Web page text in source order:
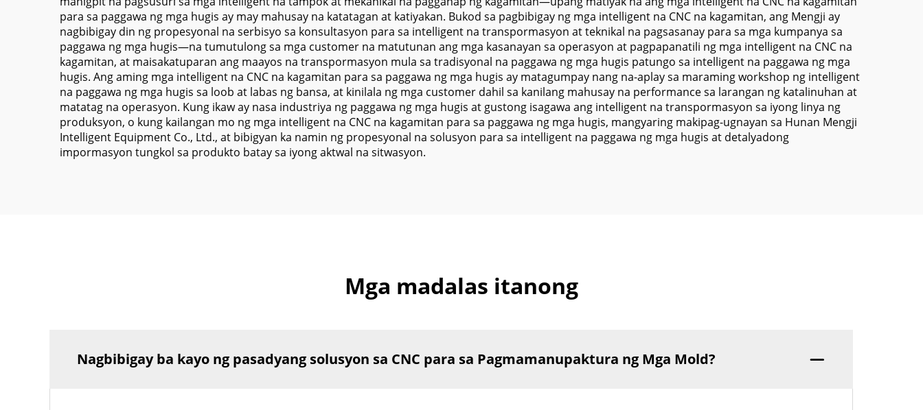
para sa paggawa ng mga hugis ay may mahusay na katatagan at katiyakan. Bukod sa pagbibigay ng mga intelligent na CNC na kagamitan, ang Mengji ay
nagbibigay din ng propesyonal na serbisyo sa konsultasyon para sa intelligent na transpormasyon at teknikal na pagsasanay para sa mga kumpanya sa
paggawa ng mga hugis—na tumutulong sa mga customer na matutunan ang mga kasanayan sa operasyon at pagpapanatili ng mga intelligent na CNC na
kagamitan, at maisakatuparan ang maayos na transpormasyon mula sa tradisyonal na paggawa ng mga hugis patungo sa intelligent na paggawa ng mga
hugis. Ang aming mga intelligent na CNC na kagamitan para sa paggawa ng mga hugis ay matagumpay nang na-aplay sa maraming workshop ng intelligent
na paggawa ng mga hugis sa loob at labas ng bansa, at kinilala ng mga customer dahil sa kanilang mahusay na performance sa larangan ng katalinuhan at
matatag na operasyon. Kung ikaw ay nasa industriya ng paggawa ng mga hugis at gustong isagawa ang intelligent na transpormasyon sa iyong linya ng
produksyon, o kung kailangan mo ng mga intelligent na CNC na kagamitan para sa paggawa ng mga hugis, mangyaring makipag-ugnayan sa Hunan Mengji
Intelligent Equipment Co., Ltd., at bibigyan ka namin ng propesyonal na solusyon para sa intelligent na paggawa ng mga hugis at detalyadong
impormasyon tungkol sa produkto batay sa iyong aktwal na sitwasyon.
Mga madalas itanong
Nagbibigay ba kayo ng pasadyang solusyon sa CNC para sa Pagmamanupaktura ng Mga Mold?